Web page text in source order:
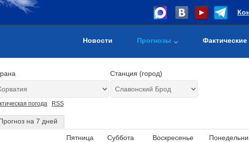
Новости Прогнозы
Станция (город)
погода RSS
на 7 дней
Пятница
Суббота
Воскресенье